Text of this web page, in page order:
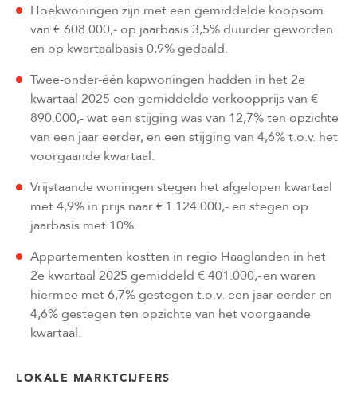
Hoekwoningen zijn met een gemiddelde koopsom
van € 608.000,- op jaarbasis 3,5% duurder geworden
en op kwartaalbasis 0,9% gedaald.
Twee-onder-één kapwoningen hadden in het 2e
kwartaal 2025 een gemiddelde verkoopprijs van €
890.000,- wat een stijging was van 12,7% ten opzichte
van een jaar eerder, en een stijging van 4,6% t.o.v. het
voorgaande kwartaal.
Vrijstaande woningen stegen het afgelopen kwartaal
met 4,9% in prijs naar € 1.124.000,- en stegen op
jaarbasis met 10%.
Appartementen kostten in regio Haaglanden in het
2e kwartaal 2025 gemiddeld € 401.000,- en waren
hiermee met 6,7% gestegen t.o.v. een jaar eerder en
4,6% gestegen ten opzichte van het voorgaande
kwartaal.
LOKALE MARKTCIJFERS